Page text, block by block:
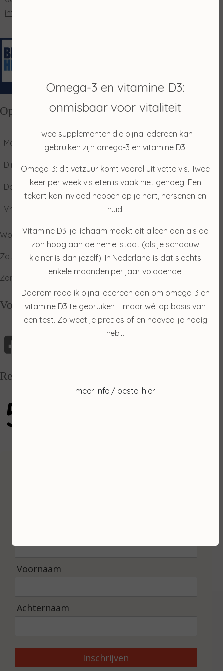
info@salonmerian.nl
Openingstijden
Maandag 10:00
Dinsdag 09:00 17:00
Donderdag 09:00
Vrijdag
Woensdag: gesloten
Zaterdag: ophalen producten
Zondag: relaxdag
Volg mij
Recensies
5
Voornaam
Achternaam
Inschrijven
Omega-3 en vitamine D3:
onmisbaar voor vitaliteit
Twee supplementen die bijna iedereen kan
gebruiken zijn omega-3 en vitamine D3.
Omega-3: dit vetzuur komt vooral uit vette vis. Twee
keer per week vis eten is vaak niet genoeg. Een
tekort kan invloed hebben op je hart, hersenen en
huid.
Vitamine D3: je lichaam maakt dit alleen aan als de
zon hoog aan de hemel staat (als je schaduw
kleiner is dan jezelf). In Nederland is dat slechts
enkele maanden per jaar voldoende.
Daarom raad ik bijna iedereen aan om omega-3 en
vitamine D3 te gebruiken – maar wél op basis van
een test. Zo weet je precies of en hoeveel je nodig
hebt.
meer info / bestel hier